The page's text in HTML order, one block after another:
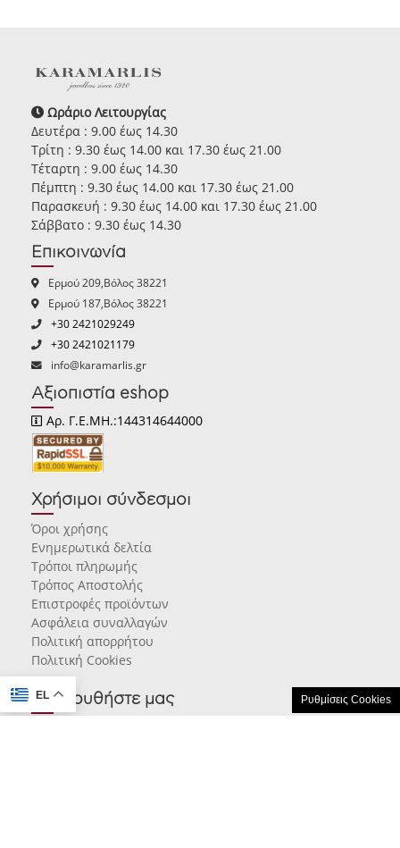
EL Ρυθμίσεις Cookies
Ωράριο Λειτουργίας
Δευτέρα : 9.00 έως 14.30
Τρίτη : 9.30 έως 14.00 και 17.30 έως 21.00
Τέταρτη : 9.00 έως 14.30
Πέμπτη : 9.30 έως 14.00 και 17.30 έως 21.00
Παρασκευή : 9.30 έως 14.00 και 17.30 έως 21.00
Σάββατο : 9.30 έως 14.30
Επικοινωνία
Ερμού 209,Βόλος 38221
Ερμού 187,Βόλος 38221
+30 2421029249
+30 2421021179
info@karamarlis.gr
Αξιοπιστία eshop
Αρ. Γ.Ε.ΜΗ.:144314644000
Χρήσιμοι σύνδεσμοι
Όροι χρήσης
Ενημερωτικά δελτία
Τρόποι πληρωμής
Τρόπος Αποστολής
Επιστροφές προϊόντων
Ασφάλεια συναλλαγών
Πολιτική απορρήτου
Πολιτική Cookies
Ακολουθήστε μας